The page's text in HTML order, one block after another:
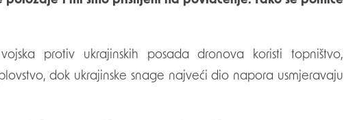
protiv ukrajinskih posada dronova koristi topništvo,
dok ukrajinske snage najveći dio napora usmjeravaju